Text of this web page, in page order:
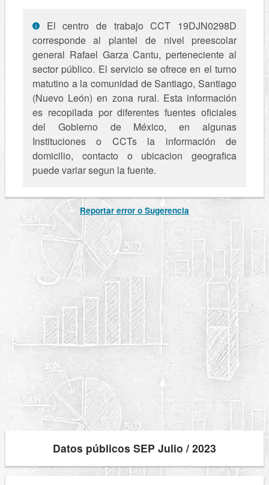
El centro de trabajo CCT 19DJN0298D
corresponde al plantel de nivel preescolar
general Rafael Garza Cantu, perteneciente al
sector público. El servicio se ofrece en el turno
matutino a la comunidad de Santiago, Santiago
(Nuevo León) en zona rural. Esta información
es recopilada por diferentes fuentes oficiales
del Gobierno de México, en algunas
Instituciones o CCTs la información de
domicilio, contacto o ubicacion geografica
puede variar segun la fuente.
Reportar error o Sugerencia
Datos públicos SEP Julio / 2023